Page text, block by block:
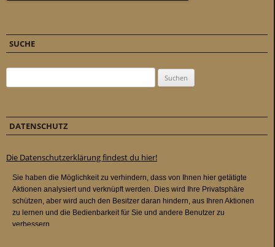
SUCHE
DATENSCHUTZ
Die Datenschutzerklärung findest du hier!